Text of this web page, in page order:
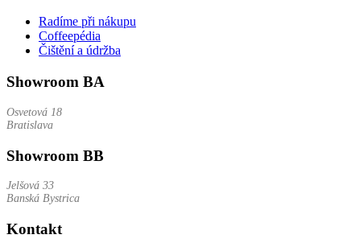
Radíme při nákupu
Coffeepédia
Čištění a údržba
Showroom BA
Osvetová 18
Bratislava
Showroom BB
Jelšová 33
Banská Bystrica
Kontakt